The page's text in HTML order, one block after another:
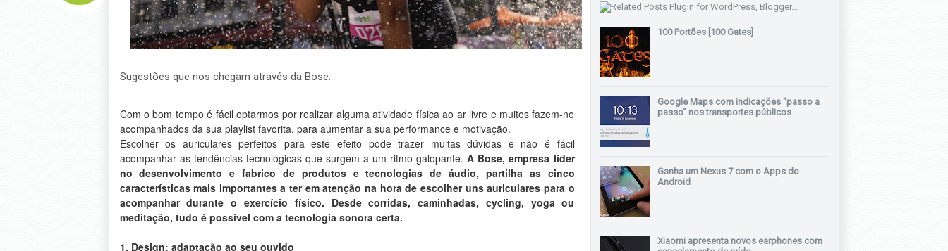
Sugestões que nos chegam através da Bose.
Com o bom tempo é fácil optarmos por realizar alguma atividade física ao ar livre e muitos fazem-no
acompanhados da sua playlist favorita, para aumentar a sua performance e motivação.
Escolher os auriculares perfeitos para este efeito pode trazer muitas dúvidas e não é fácil
acompanhar as tendências tecnológicas que surgem a um ritmo galopante.A Bose, empresa líder
no desenvolvimento e fabrico de produtos e tecnologias de áudio, partilha as cinco
características mais importantes a ter em atenção na hora de escolher uns auriculares para o
acompanhar durante o exercício físico. Desde corridas, caminhadas, cycling, yoga ou
meditação, tudo é possível com a tecnologia sonora certa.
1. Design: adaptação ao seu ouvido
100 Portões [100 Gates]
Google Maps com indicações "passo a
passo" nos transportes públicos
Ganha um Nexus 7 com o Apps do
Android
Xiaomi apresenta novos earphones com